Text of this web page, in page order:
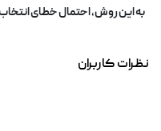
به این روش، احتمال خطای
نظرات کاربران